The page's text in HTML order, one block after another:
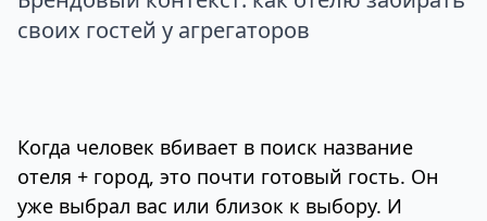
своих гостей у агрегаторов
Когда человек вбивает в поиск название
отеля + город, это почти готовый гость. Он
уже выбрал вас или близок к выбору. И